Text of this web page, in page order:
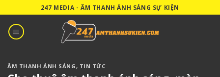
to
content
247 MEDIA - ÂM THANH ÁNH SÁNG SỰ KIỆN
ÂM THANH ÁNH SÁNG, TIN TỨC